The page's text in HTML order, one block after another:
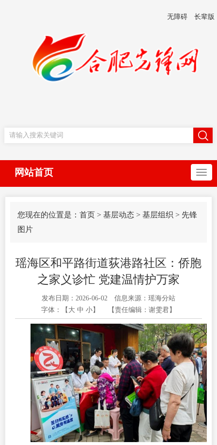
无障碍 长辈版
网站首页
您现在的位置是： 首页 > 基层动态 > 基层组织 > 先锋
图片
瑶海区和平路街道荻港路社区：侨胞
之家义诊忙 党建温情护万家
发布日期：2026-06-02
信息来源：瑶海分站
字体：【 大 中 小 】 【责任编辑：谢雯君】